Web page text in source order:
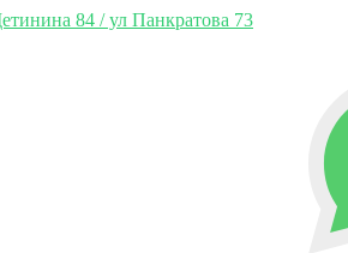
84 / ул Панкратова 73